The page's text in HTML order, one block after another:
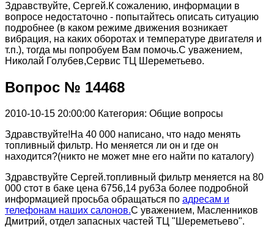
Здравствуйте, Сергей.К сожалению, информации в
вопросе недостаточно - попытайтесь описать ситуацию
подробнее (в каком режиме движения возникает
вибрация, на каких оборотах и температуре двигателя и
т.п.), тогда мы попробуем Вам помочь.С уважением,
Николай Голубев,Сервис ТЦ Шереметьево.
Вопрос № 14468
2010-10-15 20:00:00 Категория: Общие вопросы
Здравствуйте!На 40 000 написано, что надо менять
топливный фильтр. Но меняется ли он и где он
находится?(никто не может мне его найти по каталогу)
Здравствуйте Сергей.топливный фильтр меняется на 80
000 стот в баке цена 6756,14 рубЗа более подробной
информацией просьба обращаться по адресам и
телефонам наших салонов.С уважением, Масленников
Дмитрий, отдел запасных частей ТЦ "Шереметьево".